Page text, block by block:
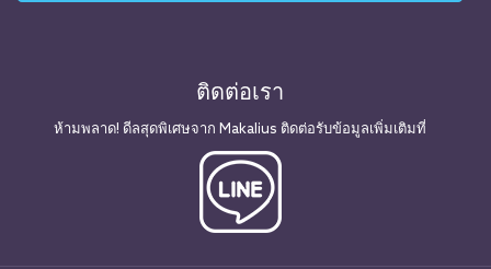
ติดต่อเรา
ห้ามพลาด! ดีลสุดพิเศษจาก Makalius ติดต่อรับข้อมูลเพิ่มเติมที่